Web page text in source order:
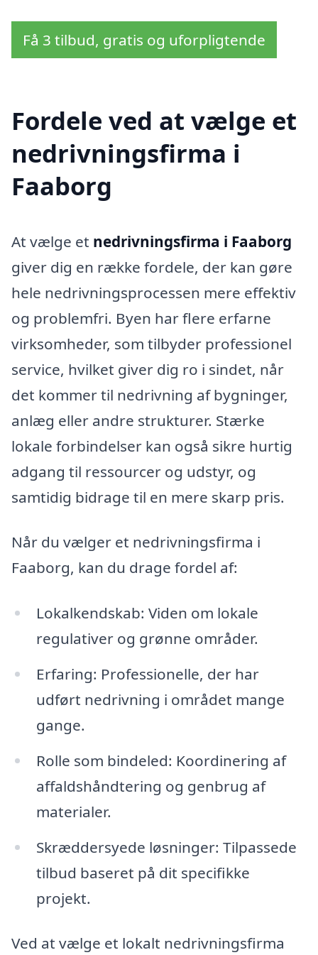
Få 3 tilbud, gratis og uforpligtende
Fordele ved at vælge et
nedrivningsfirma i
Faaborg
At vælge et nedrivningsfirma i Faaborg
giver dig en række fordele, der kan gøre
hele nedrivningsprocessen mere effektiv
og problemfri. Byen har flere erfarne
virksomheder, som tilbyder professionel
service, hvilket giver dig ro i sindet, når
det kommer til nedrivning af bygninger,
anlæg eller andre strukturer. Stærke
lokale forbindelser kan også sikre hurtig
adgang til ressourcer og udstyr, og
samtidig bidrage til en mere skarp pris.
Når du vælger et nedrivningsfirma i
Faaborg, kan du drage fordel af:
Lokalkendskab: Viden om lokale
regulativer og grønne områder.
Erfaring: Professionelle, der har
udført nedrivning i området mange
gange.
Rolle som bindeled: Koordinering af
affaldshåndtering og genbrug af
materialer.
Skræddersyede løsninger: Tilpassede
tilbud baseret på dit specifikke
projekt.
Ved at vælge et lokalt nedrivningsfirma